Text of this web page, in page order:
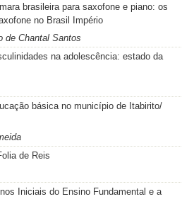
brasileira para saxofone e piano: os
no Brasil Império
de Chantal Santos
na adolescência: estado da
básica no município de Itabirito/
de Reis
Iniciais do Ensino Fundamental e a